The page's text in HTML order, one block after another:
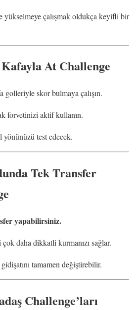
yükselmeye çalışmak oldukça keyifli bir
At Challenge
golleriyle skor bulmaya çalışın.
forvetinizi aktif kullanın.
test edecek.
Tek Transfer
yapabilirsiniz.
daha dikkatli kurmanızı sağlar.
tamamen değiştirebilir.
Challenge’ları